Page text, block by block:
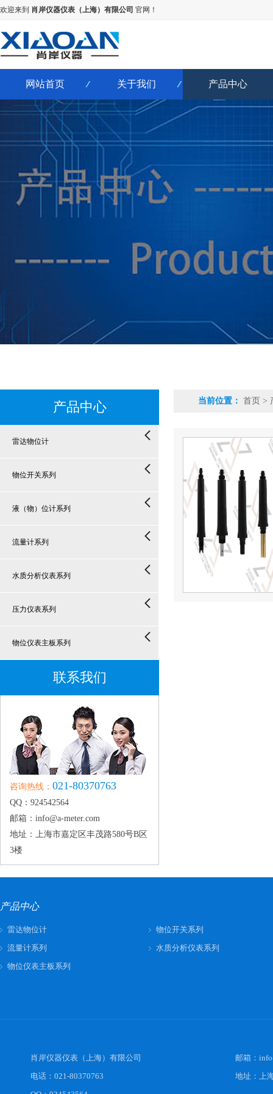
欢迎来到 肖岸仪器仪表（上海）有限公司 官网！
网站首页 关于我们 产品中心
产品中心
雷达物位计
物位开关系列
液（物）位计系列
流量计系列
水质分析仪表系列
压力仪表系列
物位仪表主板系列
联系我们
咨询热线： 021-80370763
QQ：924542564
邮箱：info@a-meter.com
地址：上海市嘉定区丰茂路580号B区
3楼
当前位置： 首页 >
产品中心
雷达物位计
物位开关系列
流量计系列
水质分析仪表系列
物位仪表主板系列
肖岸仪器仪表（上海）有限公司
电话：021-80370763
邮箱：
地址：上